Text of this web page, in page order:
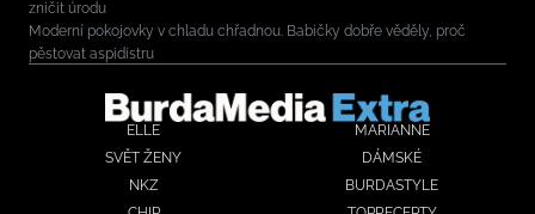
zničit úrodu
Moderní pokojovky v chladu chřadnou. Babičky dobře věděly, proč
pěstovat aspidistru
ELLE
MARIANNE
SVĚT ŽENY
DÁMSKÉ
NKZ
BURDASTYLE